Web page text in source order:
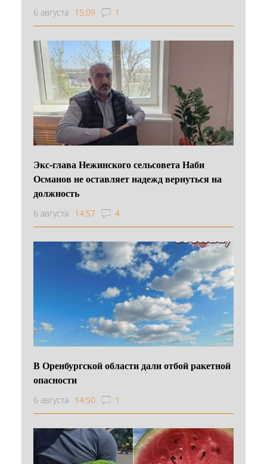
6 августа 15:09 1
Экс-глава Нежинского сельсовета Наби
Османов не оставляет надежд вернуться на
должность
6 августа 14:57 4
В Оренбургской области дали отбой ракетной
опасности
6 августа 14:50 1